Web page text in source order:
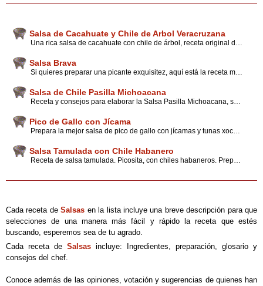
Salsa de Cacahuate y Chile de Arbol Veracruzana
Salsa Brava
Salsa de Chile Pasilla Michoacana
Pico de Gallo con Jícama
Salsa Tamulada con Chile Habanero
Cada receta deSalsas en la lista incluye una breve descripción para que
selecciones de una manera más fácil y rápido la receta que estés
buscando, esperemos sea de tu agrado.
Cada receta de Salsas incluye: Ingredientes, preparación, glosario y
consejos del chef.
Conoce además de las opiniones, votación y sugerencias de quienes han